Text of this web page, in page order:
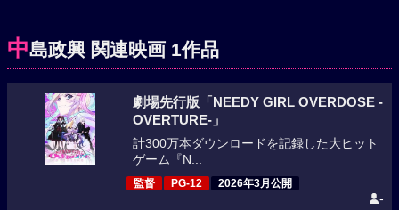
中島政興 関連映画 1作品
劇場先行版「NEEDY GIRL OVERDOSE -
OVERTURE-」
計300万本ダウンロードを記録した大ヒット
ゲーム『N...
監督 PG-12 2026年3月公開
-